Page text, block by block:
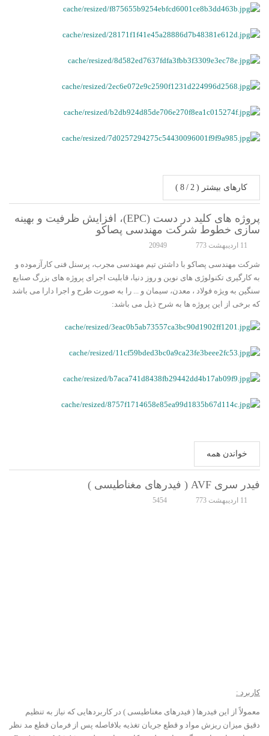
کارهای بیشتر ( /
)
پروژه های کلید در دست (EPC)، افزایش ظرفیت و بهینه
سازی خطوط شرکت مهندسی پصاکو
11 ارديبهشت 773 20949
شرکت مهندسی پصاکو با داشتن تیم مهندسی مجرب، پرسنل فنی کارآزموده و
به کارگیری تکنولوژی های نوین و روز دنیا، قابلیت اجرای پروژه های بزرگ صنایع
سنگین به ویژه فولاد ، معدن، سیمان و ... را به صورت طرح و اجرا دارا می باشد
که برخی از این پروژه ها به شرح ذیل می باشد:
خواندن همه
فیدر سری AVF ( فیدرهای مغناطیسی )
11 ارديبهشت 773 5454
کاربرد :
معمولاً از این فیدرها ( فیدرهای مغناطیسی ) در کاربردهایی که نیاز به تنظیم
دقیق میزان ریزش مواد و قطع جریان تغذیه بلافاصله پس از فرمان قطع مد نظر